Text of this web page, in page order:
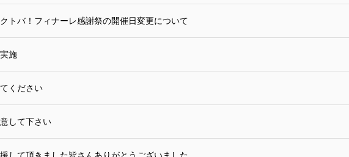
トバ！フィナーレ感謝祭の開催日変更について
施
ください
して下さい